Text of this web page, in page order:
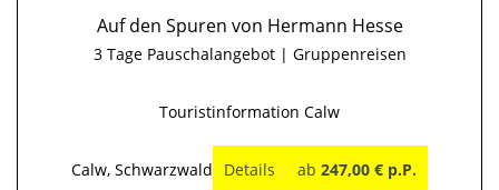
Auf den Spuren von Hermann Hesse
3 Tage Pauschalangebot | Gruppenreisen
Touristinformation Calw
Calw, Schwarzwald Details ab 247,00 € p.P.